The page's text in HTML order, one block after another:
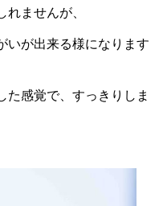
ませんが、
いが出来る様になります
た感覚で、すっきりしま